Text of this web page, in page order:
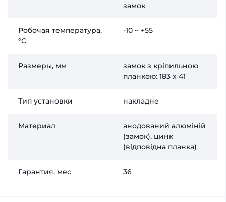
замок
Робочая температура,
°C
-10 ~ +55
Размеры, мм
замок з кріпильною
планкою: 183 х 41
Тип установки накладне
Материал
анодований алюміній
(замок), цинк
(відповідна планка)
Гарантия, мес 36